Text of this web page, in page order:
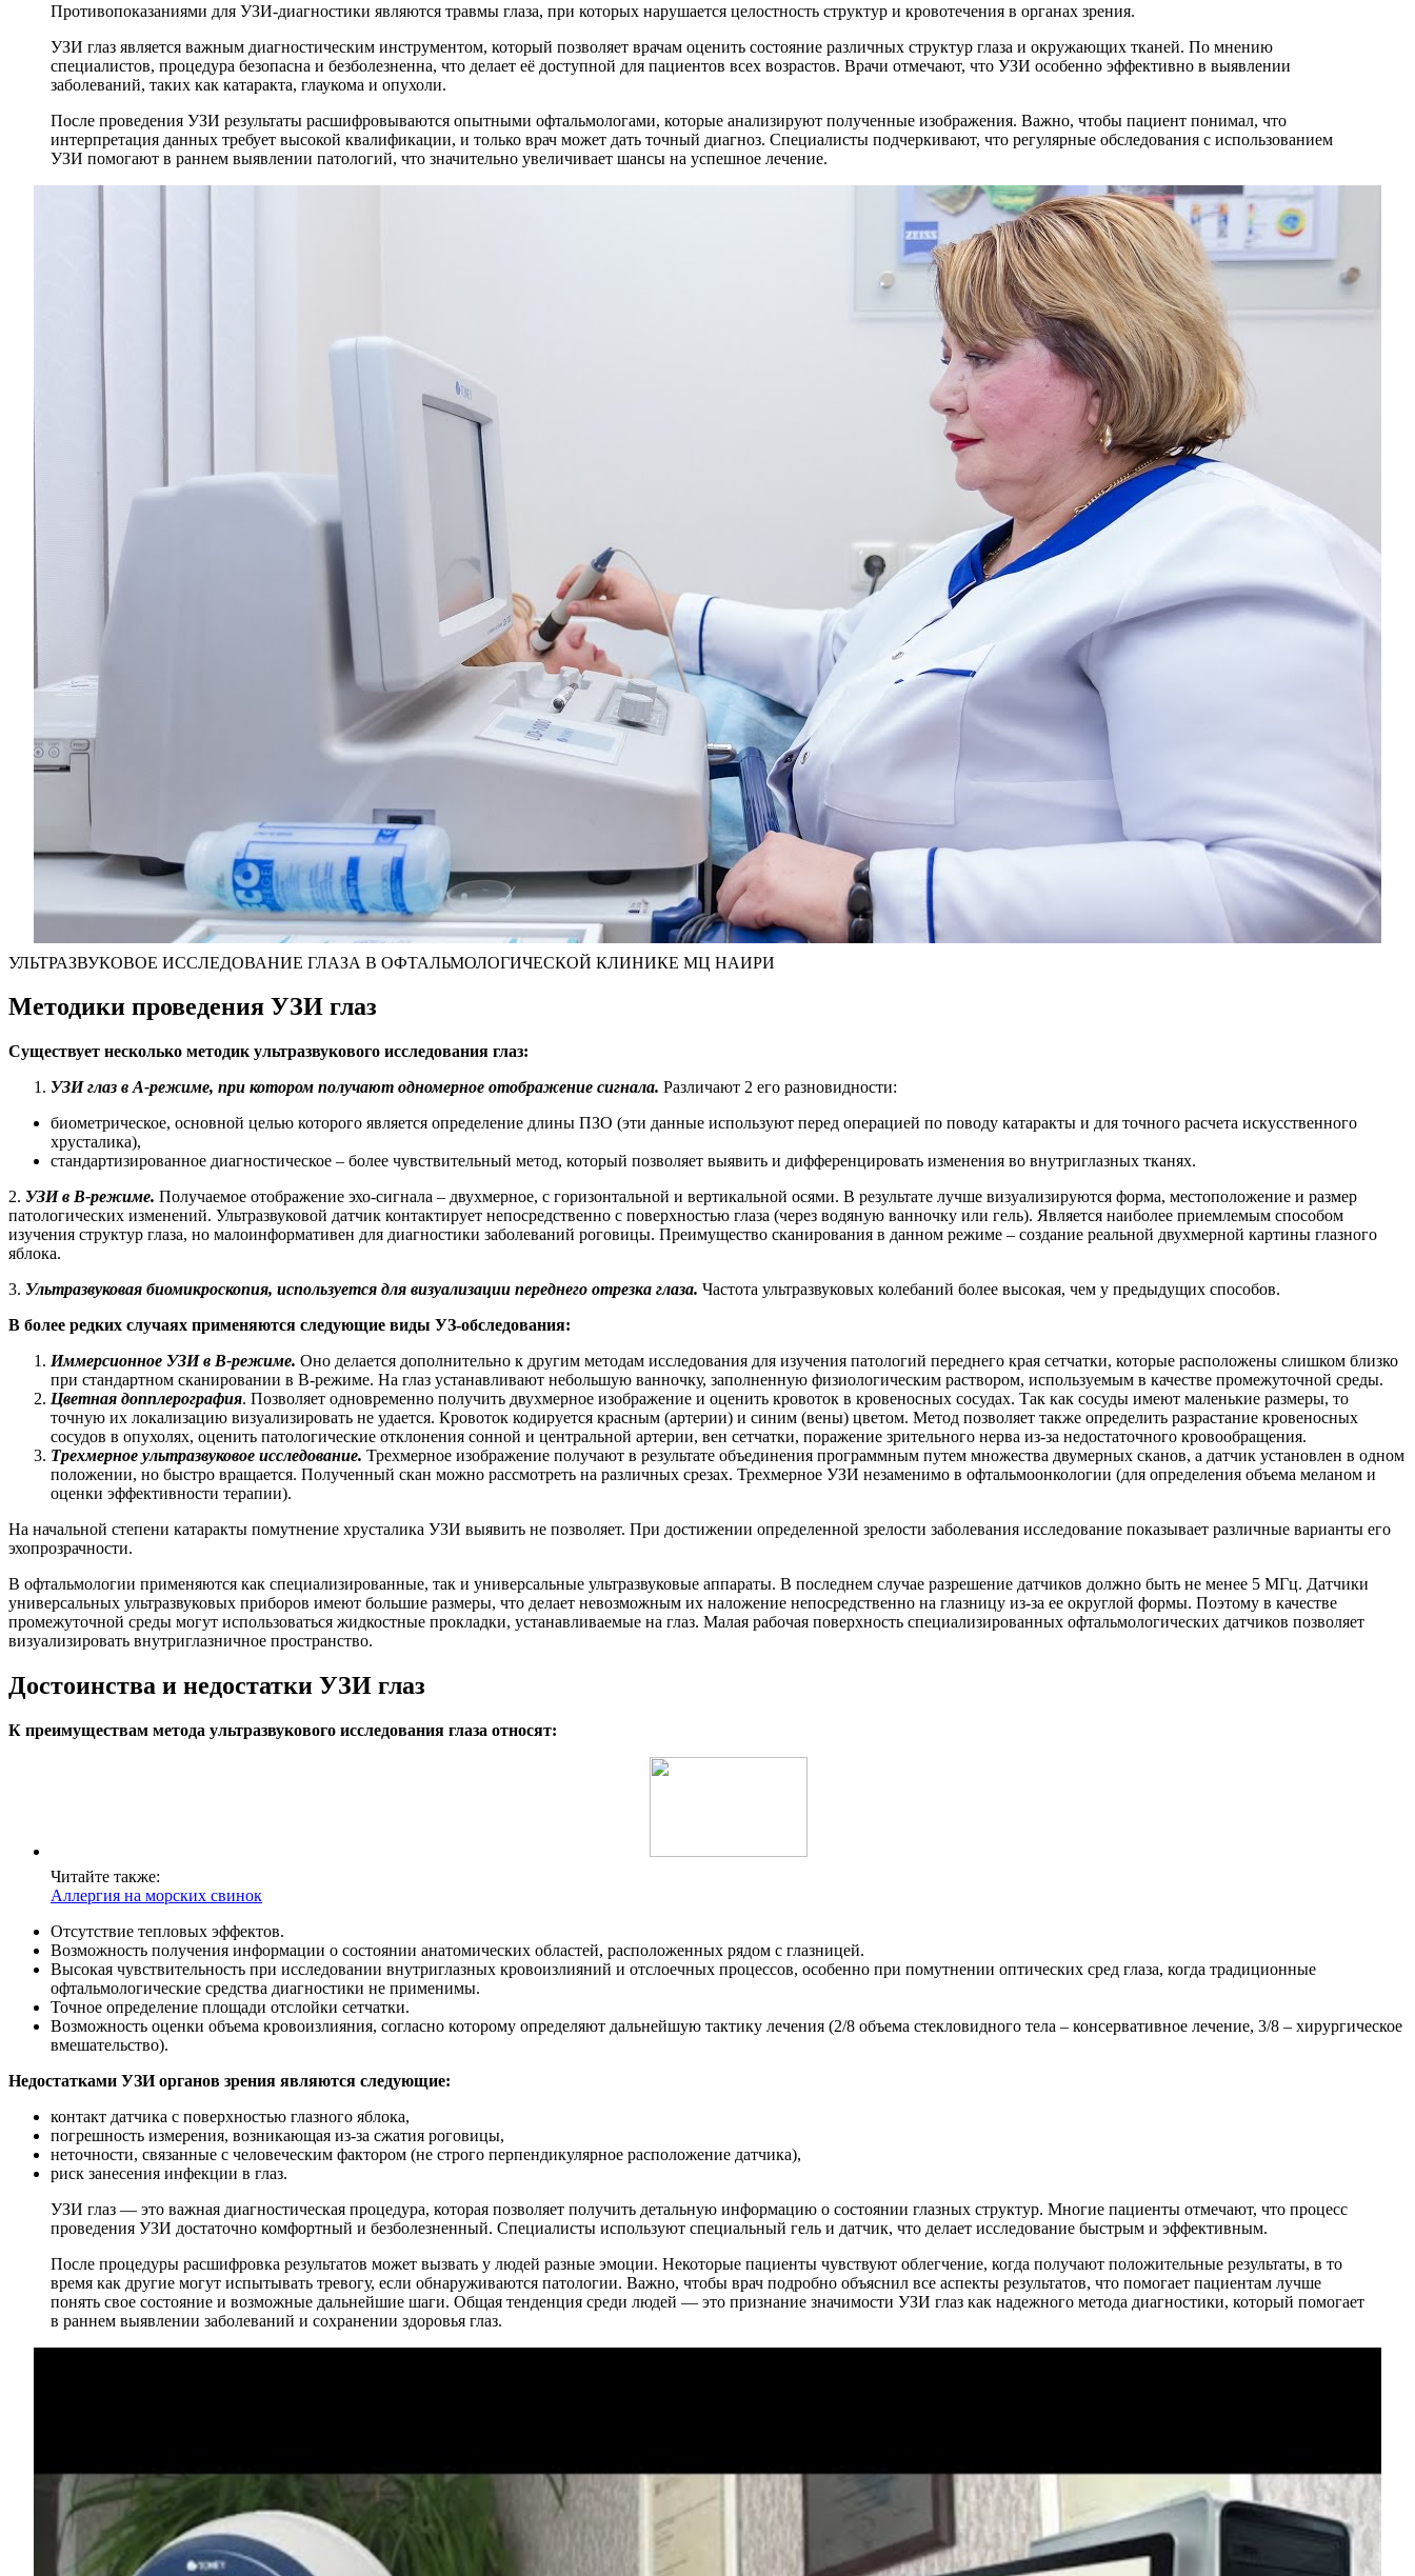
Противопоказаниями для УЗИ-диагностики являются травмы глаза, при которых нарушается целостность структур и кровотечения в органах зрения.
УЗИ глаз является важным диагностическим инструментом, который позволяет врачам оценить состояние различных структур глаза и окружающих тканей. По мнению
специалистов, процедура безопасна и безболезненна, что делает её доступной для пациентов всех возрастов. Врачи отмечают, что УЗИ особенно эффективно в выявлении
заболеваний, таких как катаракта, глаукома и опухоли.
После проведения УЗИ результаты расшифровываются опытными офтальмологами, которые анализируют полученные изображения. Важно, чтобы пациент понимал, что
интерпретация данных требует высокой квалификации, и только врач может дать точный диагноз. Специалисты подчеркивают, что регулярные обследования с использованием
УЗИ помогают в раннем выявлении патологий, что значительно увеличивает шансы на успешное лечение.
УЛЬТРАЗВУКОВОЕ ИССЛЕДОВАНИЕ ГЛАЗА В ОФТАЛЬМОЛОГИЧЕСКОЙ КЛИНИКЕ МЦ НАИРИ
Методики проведения УЗИ глаз
Существует несколько методик ультразвукового исследования глаз:
УЗИ глаз в А-режиме, при котором получают одномерное отображение сигнала. Различают 2 его разновидности:
биометрическое, основной целью которого является определение длины ПЗО (эти данные используют перед операцией по поводу катаракты и для точного расчета искусственного
хрусталика),
стандартизированное диагностическое – более чувствительный метод, который позволяет выявить и дифференцировать изменения во внутриглазных тканях.
2. УЗИ в B-режиме. Получаемое отображение эхо-сигнала – двухмерное, с горизонтальной и вертикальной осями. В результате лучше визуализируются форма, местоположение и размер
патологических изменений. Ультразвуковой датчик контактирует непосредственно с поверхностью глаза (через водяную ванночку или гель). Является наиболее приемлемым способом
изучения структур глаза, но малоинформативен для диагностики заболеваний роговицы. Преимущество сканирования в данном режиме – создание реальной двухмерной картины глазного
яблока.
3. Ультразвуковая биомикроскопия, используется для визуализации переднего отрезка глаза. Частота ультразвуковых колебаний более высокая, чем у предыдущих способов.
В более редких случаях применяются следующие виды УЗ-обследования:
Иммерсионное УЗИ в B-режиме. Оно делается дополнительно к другим методам исследования для изучения патологий переднего края сетчатки, которые расположены слишком близко
при стандартном сканировании в B-режиме. На глаз устанавливают небольшую ванночку, заполненную физиологическим раствором, используемым в качестве промежуточной среды.
Цветная допплерография. Позволяет одновременно получить двухмерное изображение и оценить кровоток в кровеносных сосудах. Так как сосуды имеют маленькие размеры, то
точную их локализацию визуализировать не удается. Кровоток кодируется красным (артерии) и синим (вены) цветом. Метод позволяет также определить разрастание кровеносных
сосудов в опухолях, оценить патологические отклонения сонной и центральной артерии, вен сетчатки, поражение зрительного нерва из-за недостаточного кровообращения.
Трехмерное ультразвуковое исследование. Трехмерное изображение получают в результате объединения программным путем множества двумерных сканов, а датчик установлен в одном
положении, но быстро вращается. Полученный скан можно рассмотреть на различных срезах. Трехмерное УЗИ незаменимо в офтальмоонкологии (для определения объема меланом и
оценки эффективности терапии).
На начальной степени катаракты помутнение хрусталика УЗИ выявить не позволяет. При достижении определенной зрелости заболевания исследование показывает различные варианты его
эхопрозрачности.
В офтальмологии применяются как специализированные, так и универсальные ультразвуковые аппараты. В последнем случае разрешение датчиков должно быть не менее 5 МГц. Датчики
универсальных ультразвуковых приборов имеют большие размеры, что делает невозможным их наложение непосредственно на глазницу из-за ее округлой формы. Поэтому в качестве
промежуточной среды могут использоваться жидкостные прокладки, устанавливаемые на глаз. Малая рабочая поверхность специализированных офтальмологических датчиков позволяет
визуализировать внутриглазничное пространство.
Достоинства и недостатки УЗИ глаз
К преимуществам метода ультразвукового исследования глаза относят:
Читайте также:
Аллергия на морских свинок
Отсутствие тепловых эффектов.
Возможность получения информации о состоянии анатомических областей, расположенных рядом с глазницей.
Высокая чувствительность при исследовании внутриглазных кровоизлияний и отслоечных процессов, особенно при помутнении оптических сред глаза, когда традиционные
офтальмологические средства диагностики не применимы.
Точное определение площади отслойки сетчатки.
Возможность оценки объема кровоизлияния, согласно которому определяют дальнейшую тактику лечения (2/8 объема стекловидного тела – консервативное лечение, 3/8 – хирургическое
вмешательство).
Недостатками УЗИ органов зрения являются следующие:
контакт датчика с поверхностью глазного яблока,
погрешность измерения, возникающая из-за сжатия роговицы,
неточности, связанные с человеческим фактором (не строго перпендикулярное расположение датчика),
риск занесения инфекции в глаз.
УЗИ глаз — это важная диагностическая процедура, которая позволяет получить детальную информацию о состоянии глазных структур. Многие пациенты отмечают, что процесс
проведения УЗИ достаточно комфортный и безболезненный. Специалисты используют специальный гель и датчик, что делает исследование быстрым и эффективным.
После процедуры расшифровка результатов может вызвать у людей разные эмоции. Некоторые пациенты чувствуют облегчение, когда получают положительные результаты, в то
время как другие могут испытывать тревогу, если обнаруживаются патологии. Важно, чтобы врач подробно объяснил все аспекты результатов, что помогает пациентам лучше
понять свое состояние и возможные дальнейшие шаги. Общая тенденция среди людей — это признание значимости УЗИ глаз как надежного метода диагностики, который помогает
в раннем выявлении заболеваний и сохранении здоровья глаз.